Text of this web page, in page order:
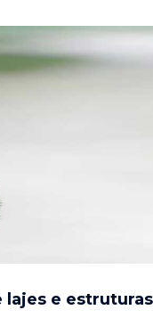
lajes e estruturas